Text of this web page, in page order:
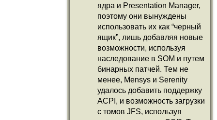
ядра и Presentation Manager,
поэтому они вынуждены
использовать их как “черный
ящик”, лишь добавляя новые
возможности, используя
наследование в SOM и путем
бинарных патчей. Тем не
менее, Mensys и Serenity
удалось добавить поддержку
ACPI, и возможность загрузки
с томов JFS, используя